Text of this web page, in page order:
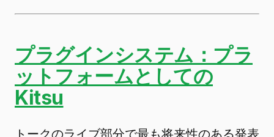
プラグインシステム：プラ
ットフォームとしての
Kitsu
トークのライブ部分で最も将来性のある発表